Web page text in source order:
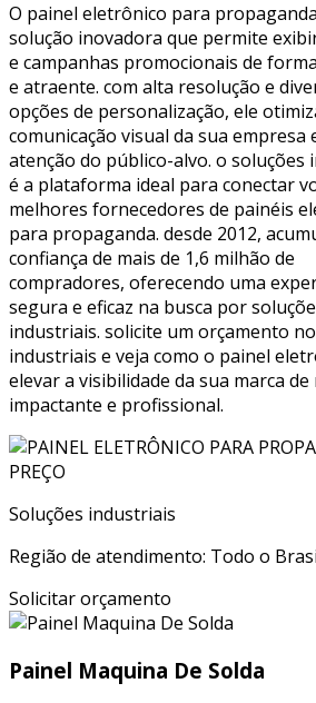
O painel eletrônico para
solução inovadora que permite
e campanhas promocionais de
e atraente. com alta resolução e
opções de personalização, ele
comunicação visual da sua empresa
atenção do público-alvo. o soluções
é a plataforma ideal para conectar
melhores fornecedores de painéis
para propaganda. desde 2012,
confiança de mais de 1,6 milhão de
compradores, oferecendo uma
segura e eficaz na busca por
industriais. solicite um orçamento
industriais e veja como o painel
elevar a visibilidade da sua marca de
impactante e profissional.
Soluções industriais
Região de atendimento: Todo o
Solicitar orçamento
Painel Maquina De Solda